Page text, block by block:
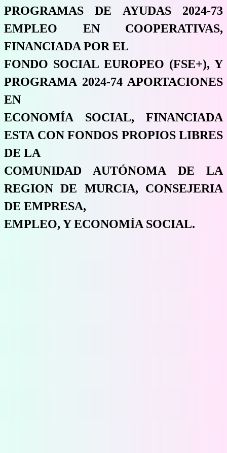
PROGRAMAS DE AYUDAS 2024-73
EMPLEO EN COOPERATIVAS,
FINANCIADA POR EL
FONDO SOCIAL EUROPEO (FSE+), Y
PROGRAMA 2024-74 APORTACIONES
EN
ECONOMÍA SOCIAL, FINANCIADA
ESTA CON FONDOS PROPIOS LIBRES
DE LA
COMUNIDAD AUTÓNOMA DE LA
REGION DE MURCIA, CONSEJERIA
DE EMPRESA,
EMPLEO, Y ECONOMÍA SOCIAL.